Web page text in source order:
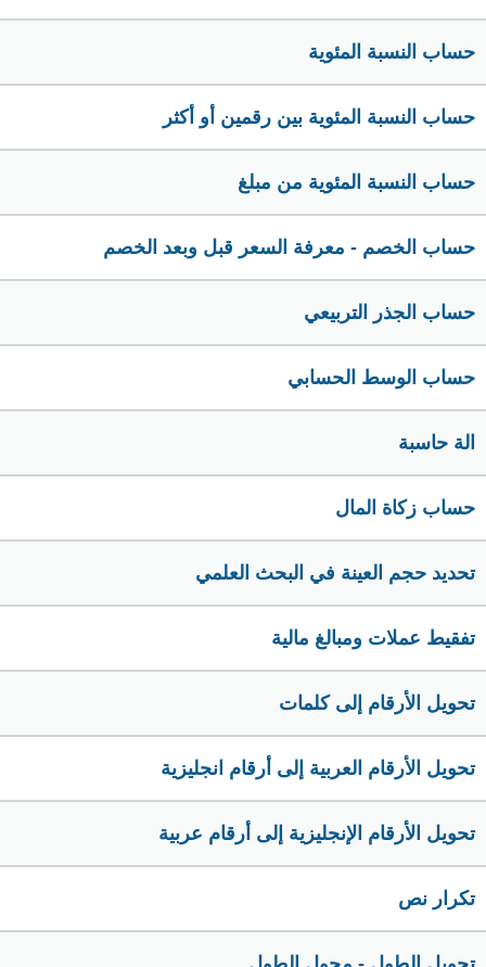
حساب النسبة المئوية
حساب النسبة المئوية بين رقمين أو أكثر
حساب النسبة المئوية من مبلغ
حساب الخصم - معرفة السعر قبل وبعد الخصم
حساب الجذر التربيعي
حساب الوسط الحسابي
الة حاسبة
حساب زكاة المال
تحديد حجم العينة في البحث العلمي
تفقيط عملات ومبالغ مالية
تحويل الأرقام إلى كلمات
تحويل الأرقام العربية إلى أرقام انجليزية
تحويل الأرقام الإنجليزية إلى أرقام عربية
تكرار نص